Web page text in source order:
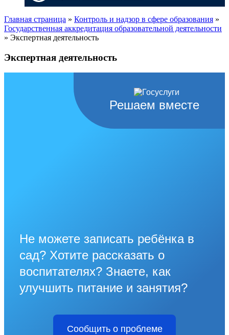
Главная страница » Контроль и надзор в сфере образования »
Государственная аккредитация образовательной деятельности
» Экспертная деятельность
Экспертная деятельность
Решаем вместе
Не можете записать ребёнка в
сад? Хотите рассказать о
воспитателях? Знаете, как
улучшить питание и занятия?
Сообщить о проблеме